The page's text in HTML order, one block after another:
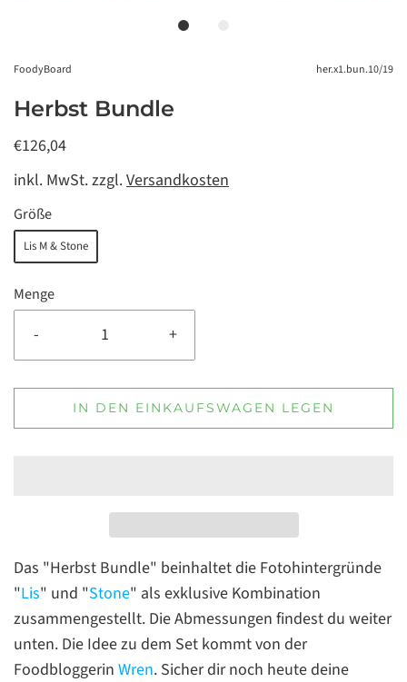
FoodyBoard her.x1.bun.10/19
Herbst Bundle
€126,04
inkl. MwSt. zzgl.Versandkosten
Größe
Lis M & Stone
Menge
- +
IN DEN EINKAUFSWAGEN LEGEN
Das "Herbst Bundle" beinhaltet die Fotohintergründe
"Lis" und "Stone" als exklusive Kombination
zusammengestellt. Die Abmessungen findest du weiter
unten. Die Idee zu dem Set kommt von der
Foodbloggerin Wren. Sicher dir noch heute deine